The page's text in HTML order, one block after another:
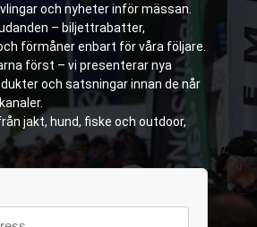
och nyheter inför mässan.
– biljettrabatter,
förmåner enbart för våra följare.
först – vi presenterar nya
och satsningar innan de når
jakt, hund, fiske och outdoor,